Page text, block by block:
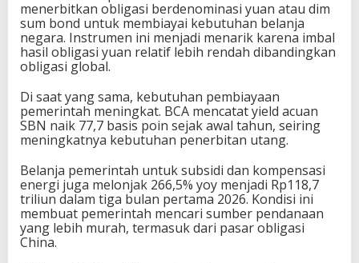
menerbitkan obligasi berdenominasi yuan atau dim
sum bond untuk membiayai kebutuhan belanja
negara. Instrumen ini menjadi menarik karena imbal
hasil obligasi yuan relatif lebih rendah dibandingkan
obligasi global.
Di saat yang sama, kebutuhan pembiayaan
pemerintah meningkat. BCA mencatat yield acuan
SBN naik 77,7 basis poin sejak awal tahun, seiring
meningkatnya kebutuhan penerbitan utang.
Belanja pemerintah untuk subsidi dan kompensasi
energi juga melonjak 266,5% yoy menjadi Rp118,7
triliun dalam tiga bulan pertama 2026. Kondisi ini
membuat pemerintah mencari sumber pendanaan
yang lebih murah, termasuk dari pasar obligasi
China.